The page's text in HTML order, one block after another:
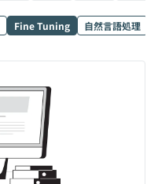
Fine Tuning 自然言語処理